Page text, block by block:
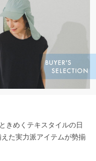
きめくテキスタイルの日
た実力派アイテムが勢揃